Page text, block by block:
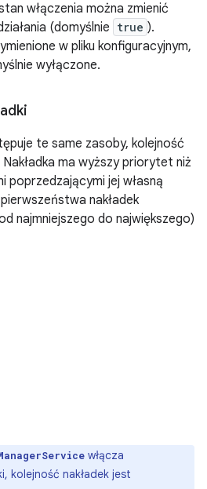
włączenia można zmienić
(domyślnie true ).
w pliku konfiguracyjnym,
wyłączone.
te same zasoby, kolejność
Nakładka ma wyższy priorytet niż
poprzedzającymi jej własną
nakładek
najmniejszego do największego)
włącza
kolejność nakładek jest